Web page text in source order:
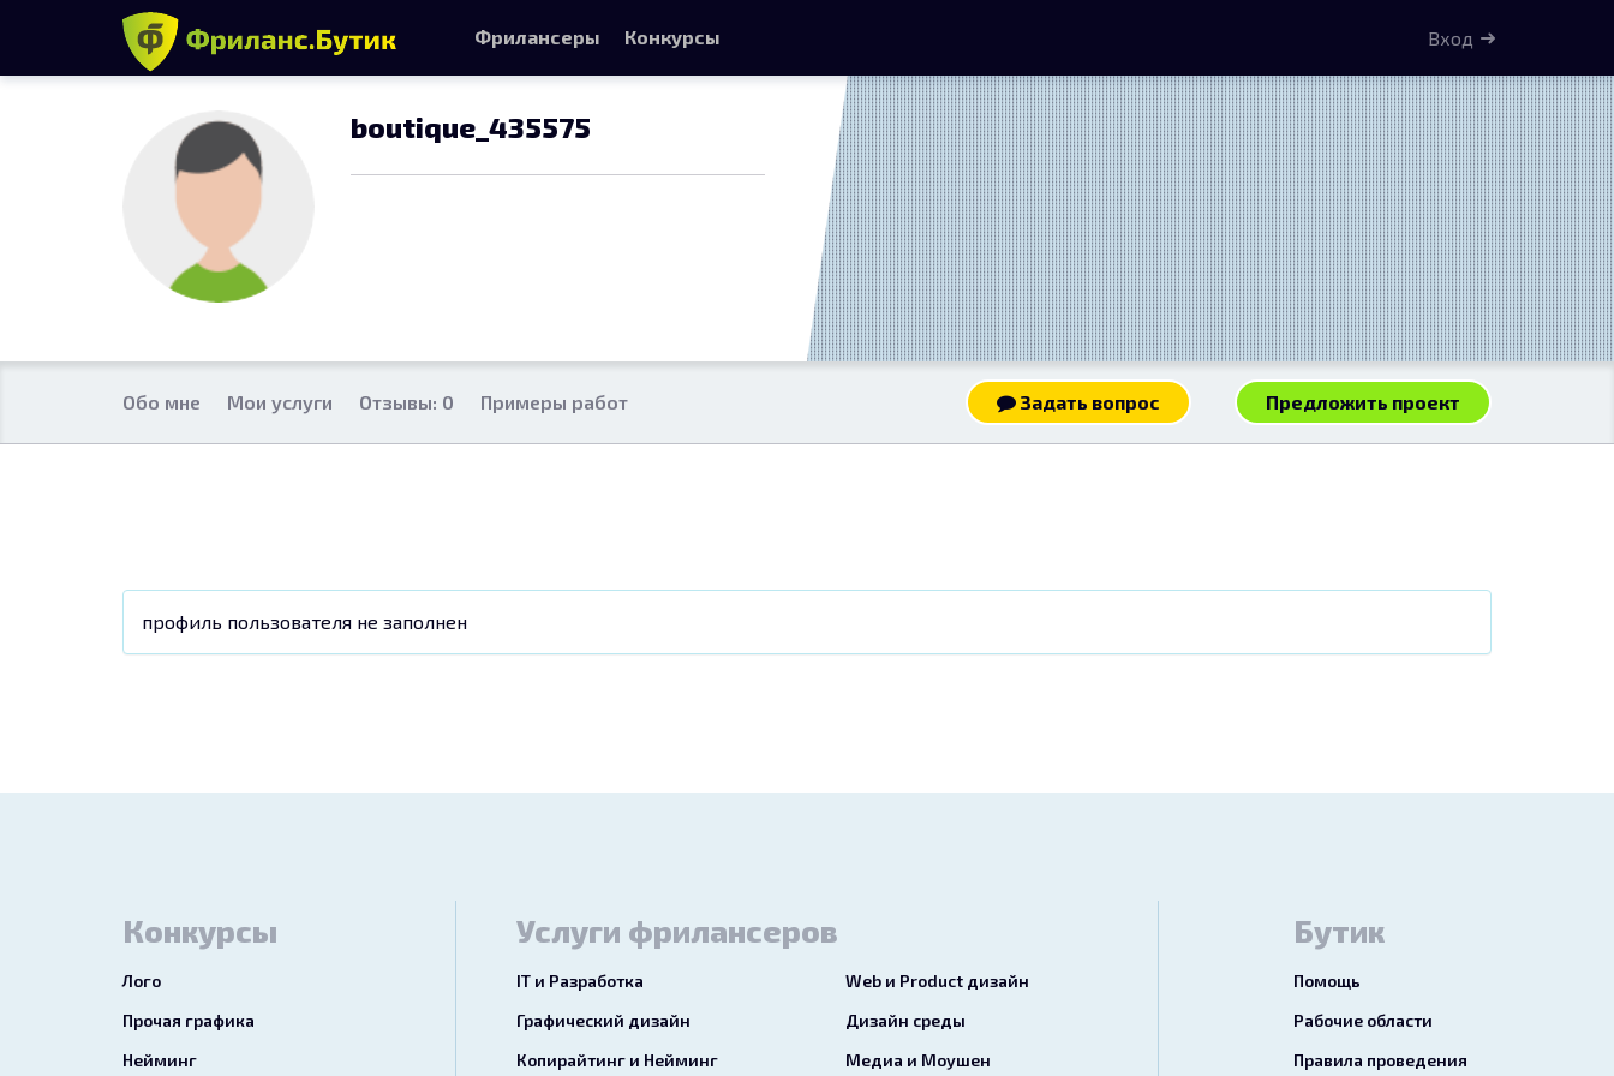
boutique_435575
Обо мне Мои услуги Отзывы: 0 Примеры работ Задать вопрос Предложить проект
профиль пользователя не заполнен
Фрилансеры Конкурсы Вход
Конкурсы
Лого
Прочая графика
Нейминг
Услуги фрилансеров
IT и Разработка
Web и Product дизайн
Графический дизайн
Дизайн среды
Копирайтинг и Нейминг
Медиа и Моушен
Бутик
Помощь
Рабочие области
Правила проведения